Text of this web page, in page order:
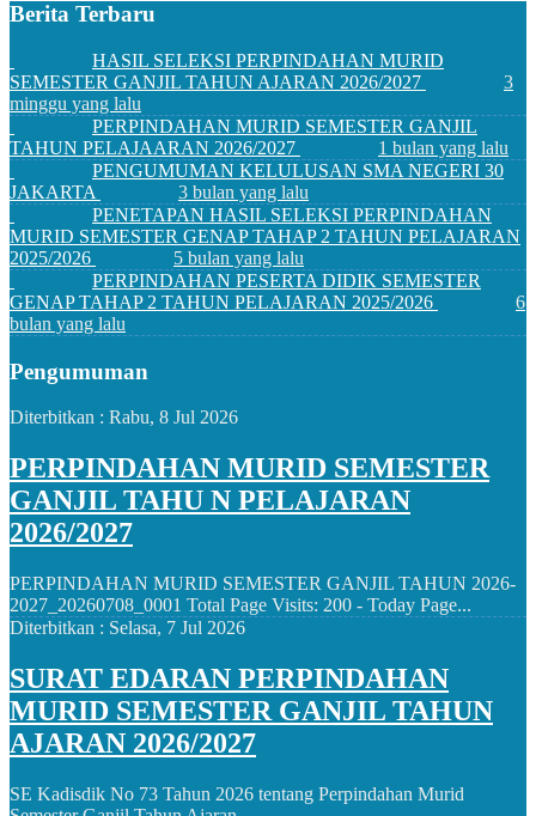
Berita Terbaru
HASIL SELEKSI PERPINDAHAN MURID
SEMESTER GANJIL TAHUN AJARAN 2026/2027
3
minggu yang lalu
PERPINDAHAN MURID SEMESTER GANJIL
TAHUN PELAJAARAN 2026/2027
1 bulan yang lalu
PENGUMUMAN KELULUSAN SMA NEGERI 30
JAKARTA
3 bulan yang lalu
PENETAPAN HASIL SELEKSI PERPINDAHAN
MURID SEMESTER GENAP TAHAP 2 TAHUN PELAJARAN
2025/2026
5 bulan yang lalu
PERPINDAHAN PESERTA DIDIK SEMESTER
GENAP TAHAP 2 TAHUN PELAJARAN 2025/2026
6
bulan yang lalu
Pengumuman
Diterbitkan : Rabu, 8 Jul 2026
PERPINDAHAN MURID SEMESTER
GANJIL TAHU N PELAJARAN
2026/2027
PERPINDAHAN MURID SEMESTER GANJIL TAHUN 2026-
2027_20260708_0001 Total Page Visits: 200 - Today Page...
Diterbitkan : Selasa, 7 Jul 2026
SURAT EDARAN PERPINDAHAN
MURID SEMESTER GANJIL TAHUN
AJARAN 2026/2027
SE Kadisdik No 73 Tahun 2026 tentang Perpindahan Murid